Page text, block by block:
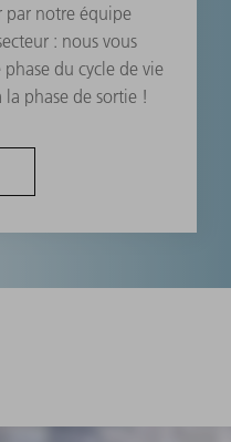
par notre équipe
: nous vous
du cycle de vie
phase de sortie !